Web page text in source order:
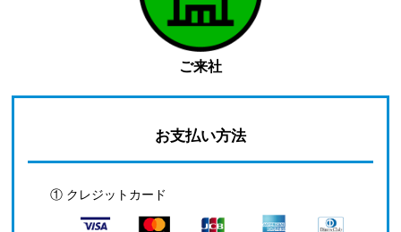
ご来社
お支払い方法
① クレジットカード